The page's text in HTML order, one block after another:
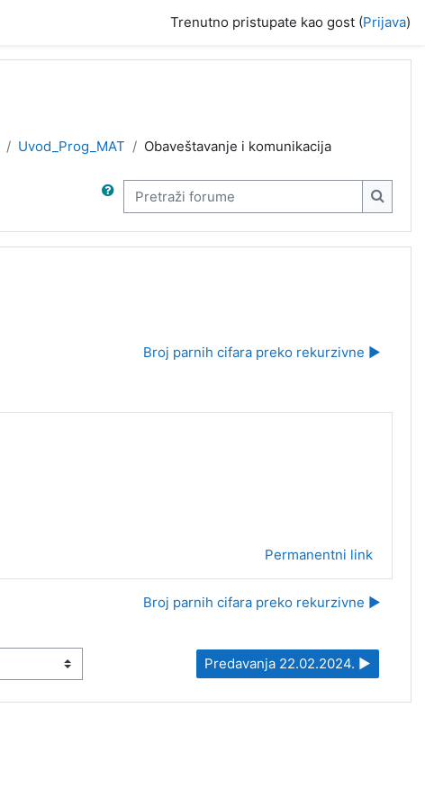
Trenutno pristupate kao gost (Prijava)
Uvod_Prog_MAT
Obaveštavanje i komunikacija
Pretraži forume
Broj parnih cifara preko rekurzivne ▶︎
Permanentni link
Broj parnih cifara preko rekurzivne ▶︎
Predavanja 22.02.2024. ▶︎